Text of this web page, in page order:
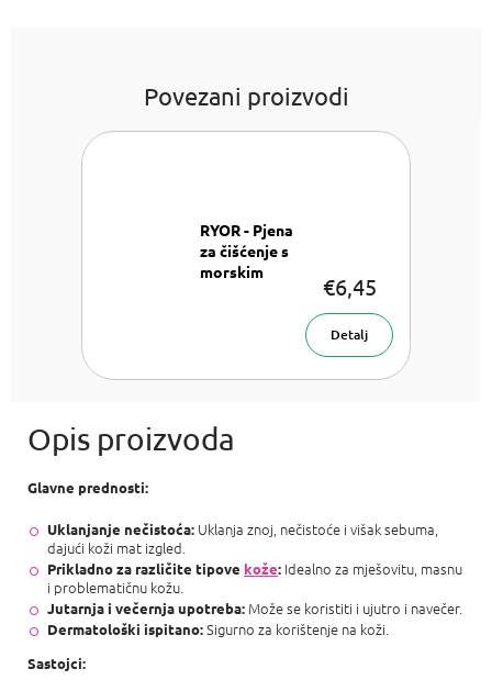
Povezani proizvodi
RYOR - Pjena
za čišćenje s
morskim
€6,45
Detalj
Glavne prednosti:
Uklanjanje nečistoća: Uklanja znoj, nečistoće i višak sebuma,
dajući koži mat izgled.
Prikladno za različite tipove kože: Idealno za mješovitu, masnu
i problematičnu kožu.
Jutarnja i večernja upotreba: Može se koristiti i ujutro i navečer.
Dermatološki ispitano:Sigurno za korištenje na koži.
Sastojci: